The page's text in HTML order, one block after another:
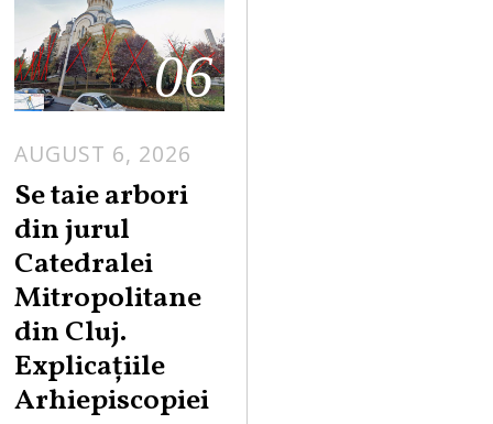
06
AUGUST 6, 2026
Se taie arbori
din jurul
Catedralei
Mitropolitane
din Cluj.
Explicațiile
Arhiepiscopiei